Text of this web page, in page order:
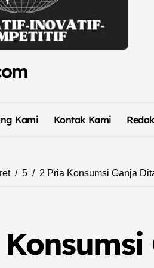
Kami Kontak Kami
5 2 Pria Konsumsi Ganja